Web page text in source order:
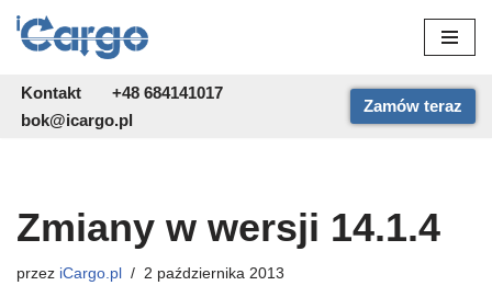
do
treści
Kontakt
+48 684141017
bok@icargo.pl
Zamów teraz
Zmiany w wersji 14.1.4
przez iCargo.pl 2 października 2013